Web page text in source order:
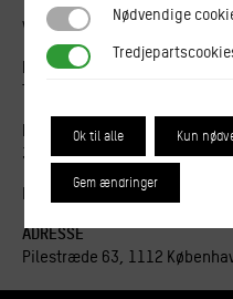
Vi glæder os til at se jer!
DATO
Tirsdag den 19. november
PRIS
300 kroner
Drikkevarer kan tilkøbes på
ADRESSE
Pilestræde 63, 1112
Nødvendige cookies
Nødvendige
Tredjepartscookies
Ok til alle Kun
Gem ændringer